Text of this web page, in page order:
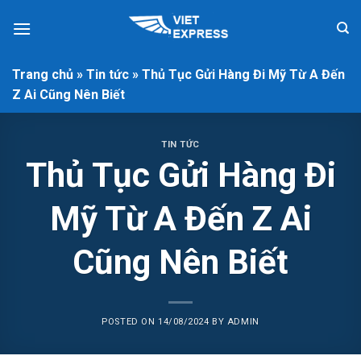
Trang chủ » Tin tức » Thủ Tục Gửi Hàng Đi Mỹ Từ A Đến
Z Ai Cũng Nên Biết
TIN TỨC
Thủ Tục Gửi Hàng Đi
Mỹ Từ A Đến Z Ai
Cũng Nên Biết
POSTED ON 14/08/2024 BY ADMIN